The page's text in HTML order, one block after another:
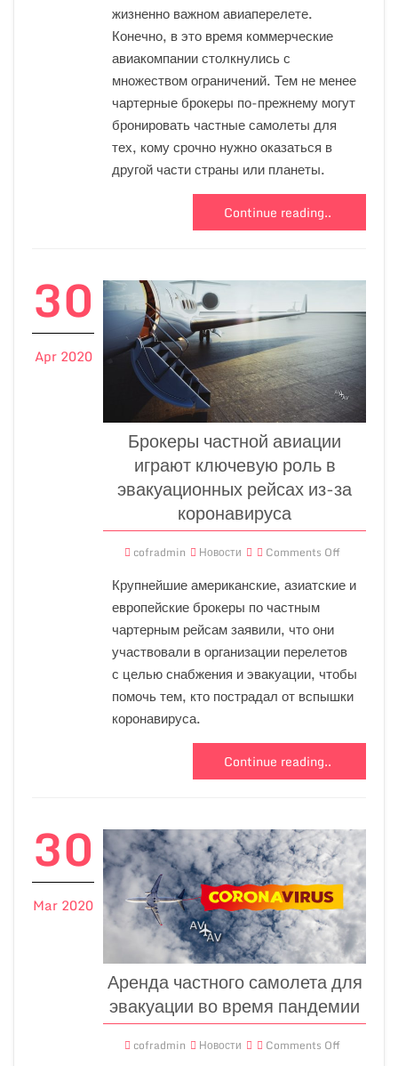
жизненно важном авиаперелете.
Конечно, в это время коммерческие
авиакомпании столкнулись с
множеством ограничений. Тем не менее
чартерные брокеры по-прежнему могут
бронировать частные самолеты для
тех, кому срочно нужно оказаться в
другой части страны или планеты.
Continue reading..
30
Apr 2020
Брокеры частной авиации
играют ключевую роль в
эвакуационных рейсах из-за
коронавируса
cofradmin Новости Comments Off
Крупнейшие американские, азиатские и
европейские брокеры по частным
чартерным рейсам заявили, что они
участвовали в организации перелетов
с целью снабжения и эвакуации, чтобы
помочь тем, кто пострадал от вспышки
коронавируса.
Continue reading..
30
Mar 2020
Аренда частного самолета для
эвакуации во время пандемии
cofradmin Новости Comments Off